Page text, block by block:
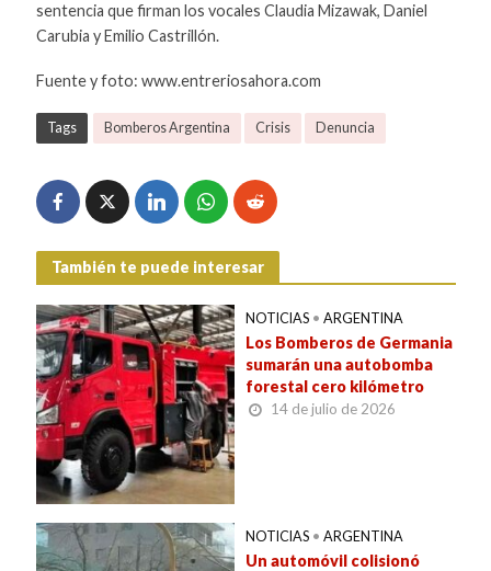
sentencia que firman los vocales Claudia Mizawak, Daniel
Carubia y Emilio Castrillón.
Fuente y foto: www.entreriosahora.com
Tags Bomberos Argentina Crisis Denuncia
También te puede interesar
NOTICIAS • ARGENTINA
Los Bomberos de Germania
sumarán una autobomba
forestal cero kilómetro
14 de julio de 2026
NOTICIAS • ARGENTINA
Un automóvil colisionó